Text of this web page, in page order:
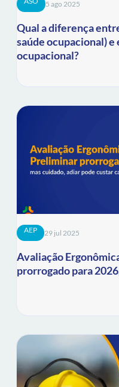
5 ago 2025
Qual a diferença
saúde ocupacional)
ocupacional?
AEP 29 jul 2025
Avaliação
prorrogado para